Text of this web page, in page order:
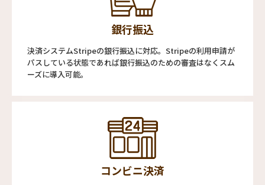
銀行振込
決済システムStripeの銀行振込に対応。Stripeの利用申請が
パスしている状態であれば銀行振込のための審査はなくスム
ーズに導入可能。
コンビニ決済